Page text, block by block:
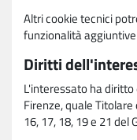
Altri cookie tecnici
funzionalità
Diritti
L'interessato ha
Firenze, quale
16, 17, 18, 19 e 21 del